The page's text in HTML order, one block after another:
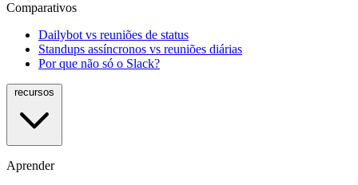
Comparativos
Dailybot vs reuniões de status
Standups assíncronos vs reuniões diárias
Por que não só o Slack?
Aprender